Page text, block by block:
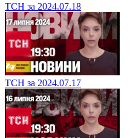
ТСН за 2024.07.18
ТСН за 2024.07.17